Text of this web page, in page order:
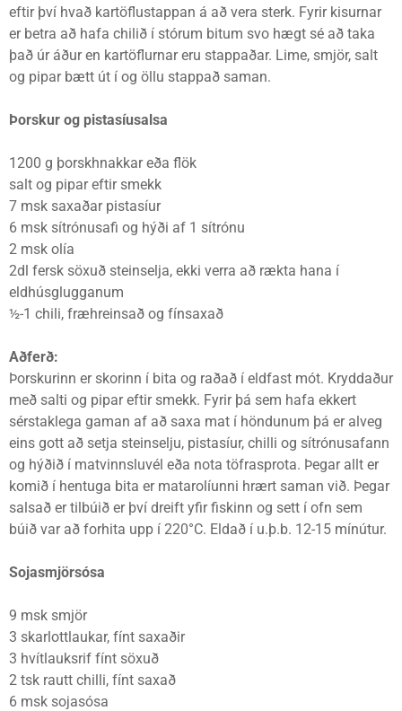
eftir því hvað kartöflustappan á að vera sterk. Fyrir kisurnar
er betra að hafa chilið í stórum bitum svo hægt sé að taka
það úr áður en kartöflurnar eru stappaðar. Lime, smjör, salt
og pipar bætt út í og öllu stappað saman.
Þorskur og pistasíusalsa
1200 g þorskhnakkar eða flök
salt og pipar eftir smekk
7 msk saxaðar pistasíur
6 msk sítrónusafi og hýði af 1 sítrónu
2 msk olía
2dl fersk söxuð steinselja, ekki verra að rækta hana í
eldhúsglugganum
½-1 chili, fræhreinsað og fínsaxað
Aðferð:
Þorskurinn er skorinn í bita og raðað í eldfast mót. Kryddaður
með salti og pipar eftir smekk. Fyrir þá sem hafa ekkert
sérstaklega gaman af að saxa mat í höndunum þá er alveg
eins gott að setja steinselju, pistasíur, chilli og sítrónusafann
og hýðið í matvinnsluvél eða nota töfrasprota. Þegar allt er
komið í hentuga bita er matarolíunni hrært saman við. Þegar
salsað er tilbúið er því dreift yfir fiskinn og sett í ofn sem
búið var að forhita upp í 220°C. Eldað í u.þ.b. 12-15 mínútur.
Sojasmjörsósa
9 msk smjör
3 skarlottlaukar, fínt saxaðir
3 hvítlauksrif fínt söxuð
2 tsk rautt chilli, fínt saxað
6 msk sojasósa